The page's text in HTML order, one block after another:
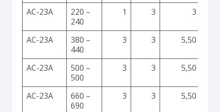
AC-23A
220 –
240
1 3 3
AC-23A
380 –
440
3 3 5,50
AC-23A
500 –
500
3 3 5,50
AC-23A
660 –
690
3 3 5,50